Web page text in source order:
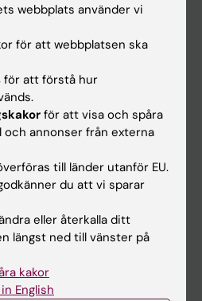
webbplats använder vi
för att webbplatsen ska
för att förstå hur
för att visa och spåra
och annonser från externa
till länder utanför EU.
du att vi sparar
eller återkalla ditt
längst ned till vänster på
kakor
English